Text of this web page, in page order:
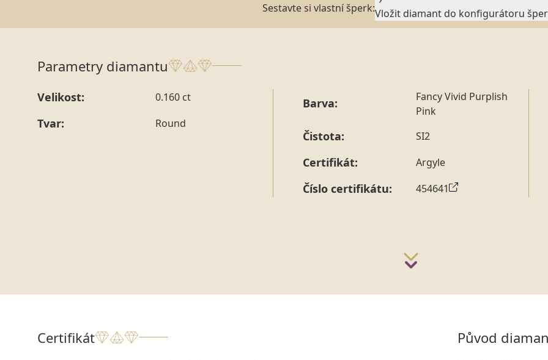
Sestavte si vlastní šperk:Vložit diamant do konfigurátoru
Parametry diamantu
Velikost: 0.160 ct
Tvar: Round
Barva:
Fancy Vivid Purplish
Pink
Čistota: SI2
Certifikát: Argyle
Číslo certifikátu: 454641
Certifikát Původ